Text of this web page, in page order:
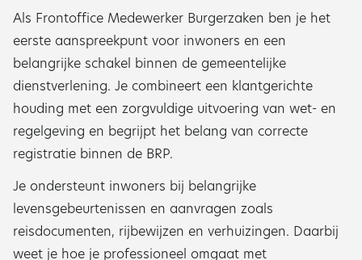
Als Frontoffice Medewerker Burgerzaken ben je het
eerste aanspreekpunt voor inwoners en een
belangrijke schakel binnen de gemeentelijke
dienstverlening. Je combineert een klantgerichte
houding met een zorgvuldige uitvoering van wet- en
regelgeving en begrijpt het belang van correcte
registratie binnen de BRP.
Je ondersteunt inwoners bij belangrijke
levensgebeurtenissen en aanvragen zoals
reisdocumenten, rijbewijzen en verhuizingen. Daarbij
weet je hoe je professioneel omgaat met